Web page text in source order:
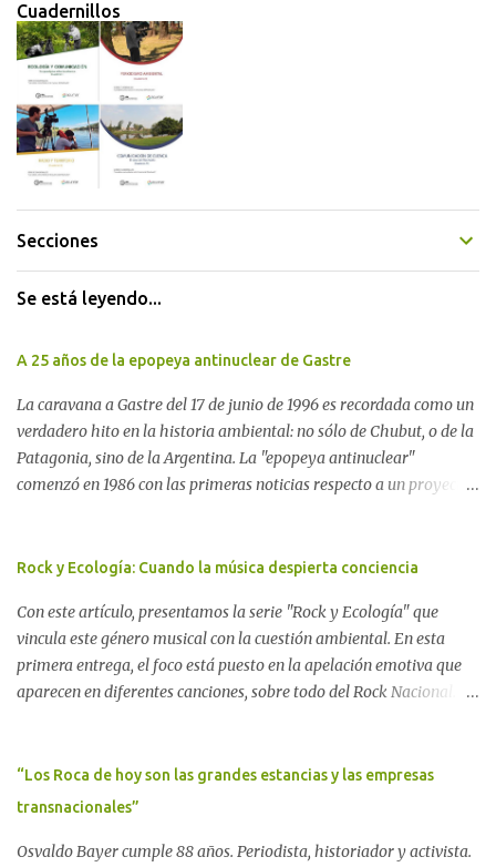
Cuadernillos
Secciones
Se está leyendo...
A 25 años de la epopeya antinuclear de Gastre
La caravana a Gastre del 17 de junio de 1996 es recordada como un
verdadero hito en la historia ambiental: no sólo de Chubut, o de la
Patagonia, sino de la Argentina. La "epopeya antinuclear"
comenzó en 1986 con las primeras noticias respecto a un proyecto
proyecto legislativo nacional al respecto. En este artículo, la
Movimiento Antinuclear de Chubut (MACH) liderada por Javier
Rodríguez Pardo, como una lección de rebelión democrática
territorial frente a las imposiciones de la tecnocracia nuclear
globalizada. Dossier N° 3 "La crisis nuclear en el mundo. A 10 años
Dukal.
Rock y Ecología: Cuando la música despierta conciencia
Con este artículo, presentamos la serie "Rock y Ecología" que
vincula este género musical con la cuestión ambiental. En esta
primera entrega, el foco está puesto en la apelación emotiva que
aparecen en diferentes canciones, sobre todo del Rock Nacional.
Carolina Aponte La Madre Tierra se escucha en las canciones del
Rock Nacional.
“Los Roca de hoy son las grandes estancias y las empresas
transnacionales”
Osvaldo Bayer cumple 88 años. Periodista, historiador y activista.